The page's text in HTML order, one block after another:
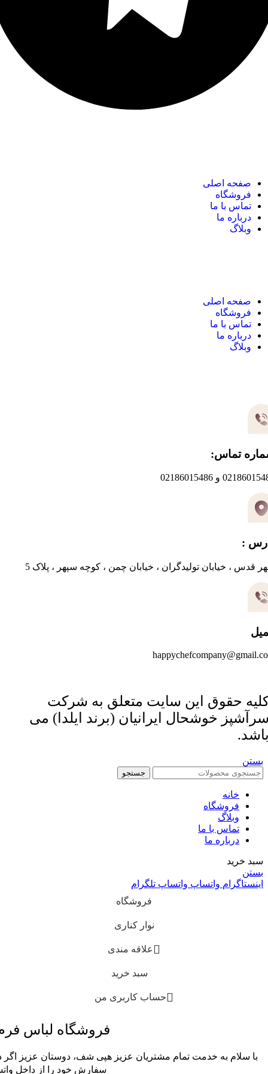
صفحه اصلی
فروشگاه
تماس با ما
درباره ما
وبلاگ
صفحه اصلی
فروشگاه
تماس با ما
درباره ما
وبلاگ
تماس:
و 02186015486
:
قدس ، خیابان تولیدگران ، خیابان چمن ، کوچه سپهر ، پلاک 5
حقوق این سایت متعلق به شرکت
خوشحال ایرانیان (برند ایلدا) می
بستن
جستجو
خانه
فروشگاه
وبلاگ
تماس با ما
درباره ما
سبد خرید
بستن
اینستاگرام واتساپ واتساپ تلگرام
فروشگاه
نوار کناری
علاقه مندی
سبد خرید
حساب کاربری من
فروشگاه لباس
با سلام به خدمت تمام مشتریان عزیز هپی شف، دوستان عزیز اگر
سفارش خود را از داخل